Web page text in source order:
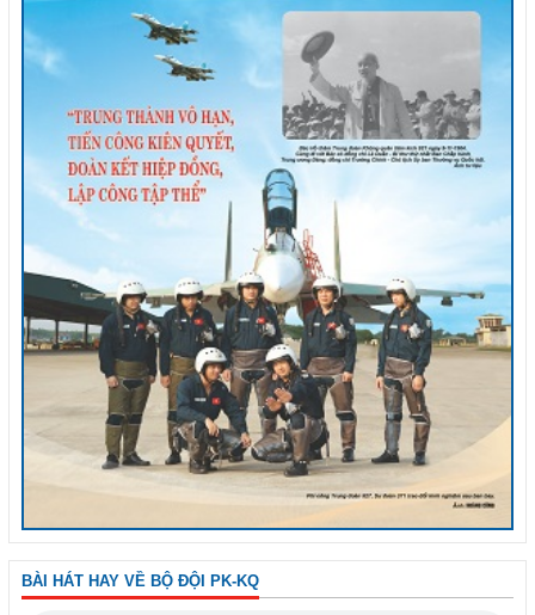
BÀI HÁT HAY VỀ BỘ ĐỘI PK-KQ